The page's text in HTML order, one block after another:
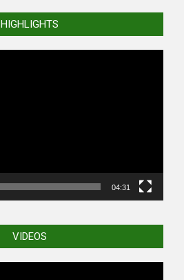
HIGHLIGHTS
04:31
VIDEOS